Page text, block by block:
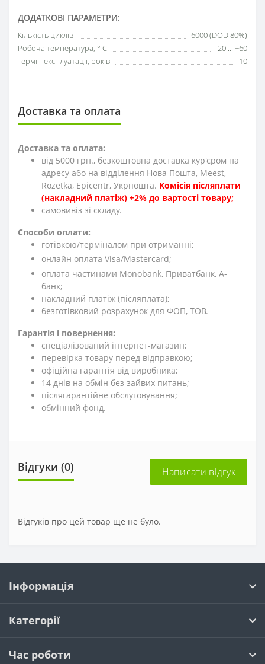
ДОДАТКОВІ ПАРАМЕТРИ:
Кількість циклів
6000 (DOD 80%)
Робоча температура, ° С
-20 ... +60
Термін експлуатації, років
10
Доставка та оплата
Доставка та оплата:
від 5000 грн., безкоштовна доставка кур'єром на
адресу або на відділення Нова Пошта, Meest,
Rozetka, Epicentr, Укрпошта. Комісія післяплати
(накладний платіж) +2% до вартості товару;
cамовивіз зі складу.
Способи оплати:
готівкою/терміналом при отриманні;
онлайн оплата Visa/Mastercard;
оплата частинами Monobank, Приватбанк, А-
банк;
накладний платіж (післяплата);
безготівковий розрахунок для ФОП, ТОВ.
Гарантія і повернення:
спеціалізований інтернет-магазин;
перевірка товару перед відправкою;
офіційна гарантія від виробника;
14 днів на обмін без зайвих питань;
післягарантійне обслуговування;
обмінний фонд.
Відгуки (0) Написати відгук
Відгуків про цей товар ще не було.
Інформація
Категорії
Час роботи